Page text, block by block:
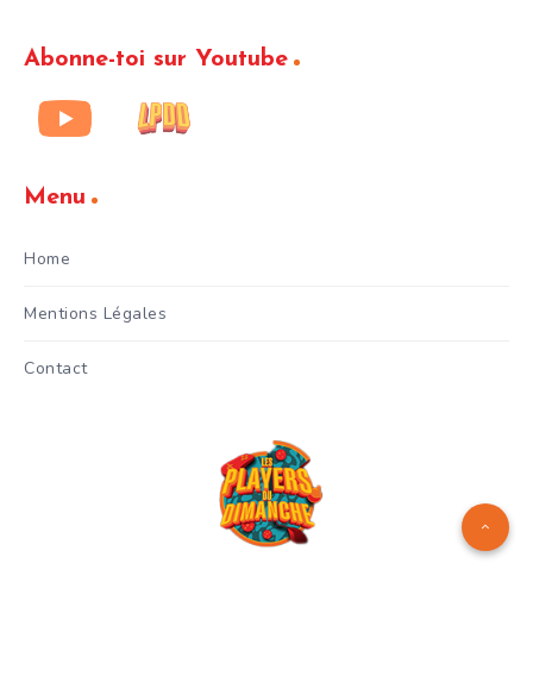
Abonne-toi sur Youtube
Menu
Home
Mentions Légales
Contact